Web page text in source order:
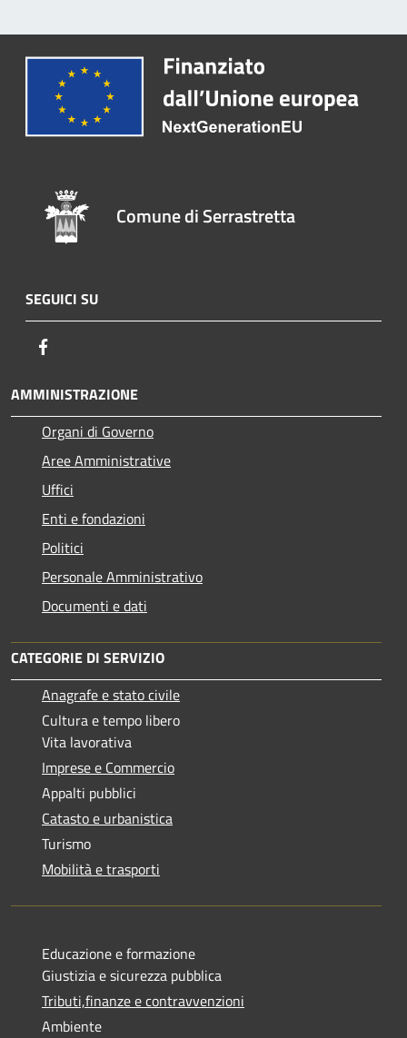
Comune di Serrastretta
SEGUICI SU
AMMINISTRAZIONE
Organi di Governo
Aree Amministrative
Uffici
Enti e fondazioni
Politici
Personale Amministrativo
Documenti e dati
CATEGORIE DI SERVIZIO
Anagrafe e stato civile
Cultura e tempo libero
Vita lavorativa
Imprese e Commercio
Appalti pubblici
Catasto e urbanistica
Turismo
Mobilità e trasporti
Educazione e formazione
Giustizia e sicurezza pubblica
Tributi,finanze e contravvenzioni
Ambiente